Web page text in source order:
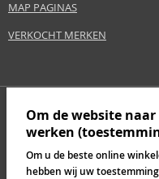
MAP PAGINAS
VERKOCHT MERKEN
Om de website
werken
Om u de beste online
hebben wij uw